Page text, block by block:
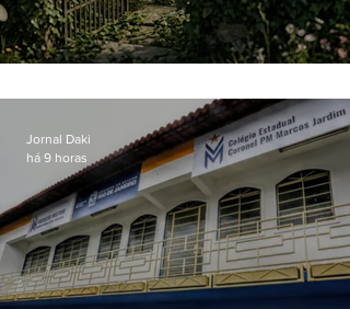
Jornal Daki
há 9 horas